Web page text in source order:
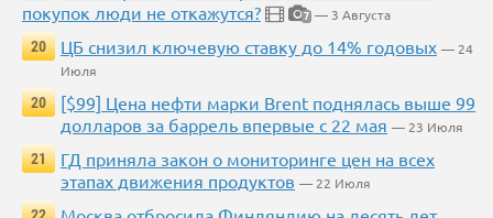
покупок люди не откажутся?
7 — 3 Августа
20
ЦБ снизил ключевую ставку до 14% годовых — 24
Июля
20
[$99] Цена нефти марки Brent поднялась выше 99
долларов за баррель впервые с 22 мая — 23 Июля
21
ГД приняла закон о мониторинге цен на всех
этапах движения продуктов — 22 Июля